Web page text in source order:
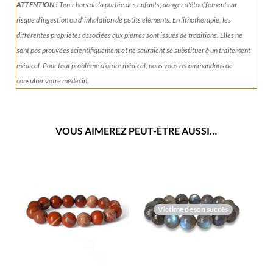
ATTENTION !Tenirhors de la portée des enfants, danger d'étouffement car
risque d’ingestion ou d’ inhalation de petits éléments.En lithothérapie, les
différentes propriétés associées aux pierres sont issues de traditions. Elles ne
sont pas prouvées scientifiquement et ne sauraient se substituer à un traitement
médical. Pour tout problème d'ordre médical, nous vous recommandons de
consulter votre médecin.
VOUS AIMEREZ PEUT-ÊTRE AUSSI…
Victime de son succès